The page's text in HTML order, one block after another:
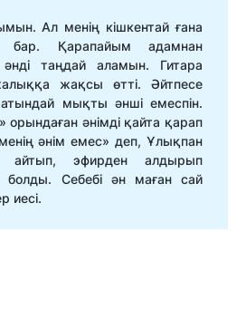
Ал менің кішкентай ғана
Қарапайым адамнан
таңдай аламын. Гитара
жақсы өтті. Әйтпесе
мықты әнші емеспін.
орындаған әнімді қайта қарап
әнім емес» деп, Ұлықпан
айтып, эфирден алдырып
болды. Себебі ән маған сай
иесі.